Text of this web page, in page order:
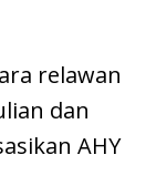
relawan
dan
AHY